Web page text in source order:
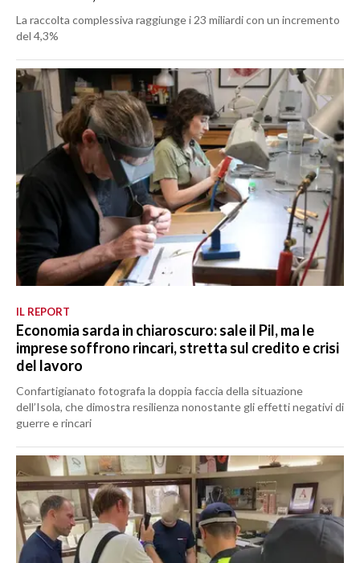
La raccolta complessiva raggiunge i 23 miliardi con un incremento
del 4,3%
IL REPORT
Economia sarda in chiaroscuro: sale il Pil, ma le
imprese soffrono rincari, stretta sul credito e crisi
del lavoro
Confartigianato fotografa la doppia faccia della situazione
dell’Isola, che dimostra resilienza nonostante gli effetti negativi di
guerre e rincari